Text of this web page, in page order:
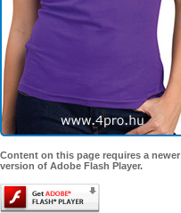
Content on this page requires a newer
version of Adobe Flash Player.